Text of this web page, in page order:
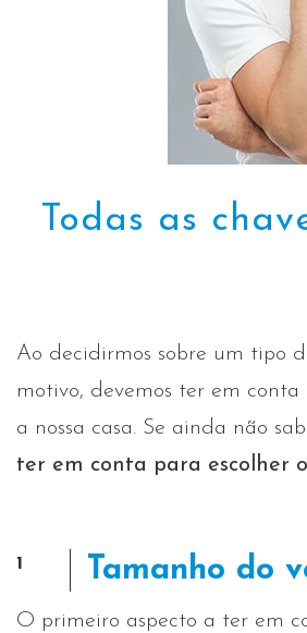
Todas as
Ao decidirmos sobre um tipo
motivo, devemos ter em
a nossa casa. Se ainda não
ter em conta para escolher
1 Tamanho do
O primeiro aspecto a ter em